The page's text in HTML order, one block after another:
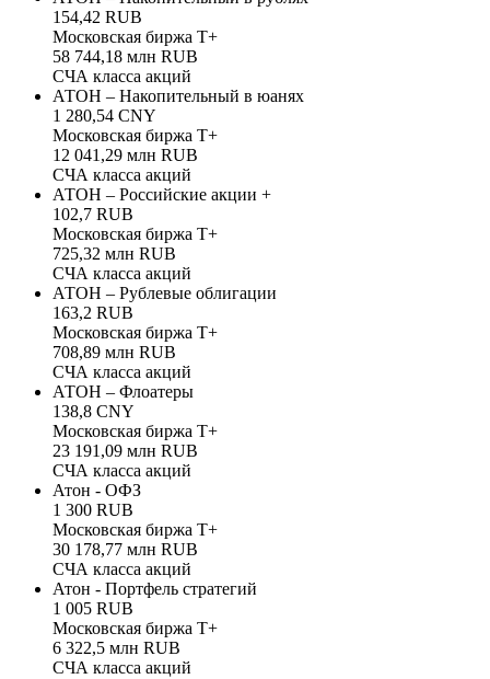
154,42 RUB
Московская биржа Т+
58 744,18 млн RUB
СЧА класса акций
АТОН – Накопительный в юанях
1 280,54 CNY
Московская биржа Т+
12 041,29 млн RUB
СЧА класса акций
АТОН – Российские акции +
102,7 RUB
Московская биржа Т+
725,32 млн RUB
СЧА класса акций
АТОН – Рублевые облигации
163,2 RUB
Московская биржа Т+
708,89 млн RUB
СЧА класса акций
АТОН – Флоатеры
138,8 CNY
Московская биржа Т+
23 191,09 млн RUB
СЧА класса акций
Атон - ОФЗ
1 300 RUB
Московская биржа Т+
30 178,77 млн RUB
СЧА класса акций
Атон - Портфель стратегий
1 005 RUB
Московская биржа Т+
6 322,5 млн RUB
СЧА класса акций